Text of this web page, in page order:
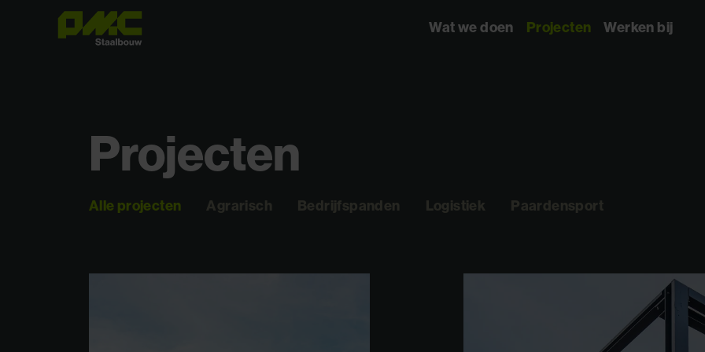
Wat we doen Projecten Werken bij
Projecten
Alle projecten Agrarisch Bedrijfspanden Logistiek Paardensport